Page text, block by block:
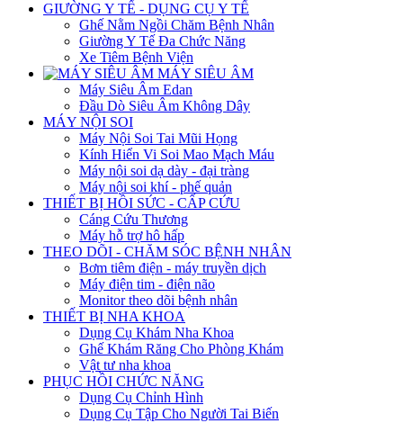
GIƯỜNG Y TẾ - DỤNG CỤ Y TẾ
Ghế Nằm Ngồi Chăm Bệnh Nhân
Giường Y Tế Đa Chức Năng
Xe Tiêm Bệnh Viện
MÁY SIÊU ÂM
Máy Siêu Âm Edan
Đầu Dò Siêu Âm Không Dây
MÁY NỘI SOI
Máy Nội Soi Tai Mũi Họng
Kính Hiển Vi Soi Mao Mạch Máu
Máy nội soi dạ dày - đại tràng
Máy nội soi khí - phế quản
THIẾT BỊ HỒI SỨC - CẤP CỨU
Cáng Cứu Thương
Máy hỗ trợ hô hấp
THEO DÕI - CHĂM SÓC BỆNH NHÂN
Bơm tiêm điện - máy truyền dịch
Máy điện tim - điện não
Monitor theo dõi bệnh nhân
THIẾT BỊ NHA KHOA
Dụng Cụ Khám Nha Khoa
Ghế Khám Răng Cho Phòng Khám
Vật tư nha khoa
PHỤC HỒI CHỨC NĂNG
Dụng Cụ Chỉnh Hình
Dụng Cụ Tập Cho Người Tai Biến